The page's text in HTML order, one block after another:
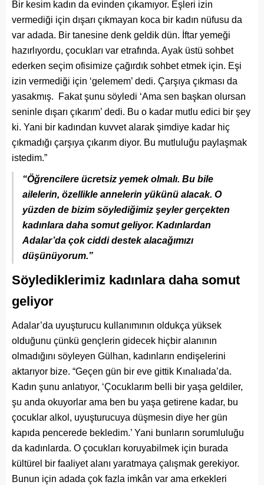
Bir kesim kadın da evinden çıkamıyor. Eşleri izin
vermediği için dışarı çıkmayan koca bir kadın nüfusu da
var adada. Bir tanesine denk geldik dün. İftar yemeği
hazırlıyordu, çocukları var etrafında. Ayak üstü sohbet
ederken seçim ofisimize çağırdık sohbet etmek için. Eşi
izin vermediği için ‘gelemem’ dedi. Çarşıya çıkması da
yasakmış. Fakat şunu söyledi ‘Ama sen başkan olursan
seninle dışarı çıkarım’ dedi. Bu o kadar mutlu edici bir şey
ki. Yani bir kadından kuvvet alarak şimdiye kadar hiç
çıkmadığı çarşıya çıkarım diyor. Bu mutluluğu paylaşmak
istedim.”
“Öğrencilere ücretsiz yemek olmalı. Bu bile
ailelerin, özellikle annelerin yükünü alacak. O
yüzden de bizim söylediğimiz şeyler gerçekten
kadınlara daha somut geliyor. Kadınlardan
Adalar’da çok ciddi destek alacağımızı
düşünüyorum.”
Söylediklerimiz kadınlara daha somut
geliyor
Adalar’da uyuşturucu kullanımının oldukça yüksek
olduğunu çünkü gençlerin gidecek hiçbir alanının
olmadığını söyleyen Gülhan, kadınların endişelerini
aktarıyor bize. “Geçen gün bir eve gittik Kınalıada’da.
Kadın şunu anlatıyor, ‘Çocuklarım belli bir yaşa geldiler,
şu anda okuyorlar ama ben bu yaşa getirene kadar, bu
çocuklar alkol, uyuşturucuya düşmesin diye her gün
kapıda pencerede bekledim.’ Yani bunların sorumluluğu
da kadınlarda. O çocukları koruyabilmek için burada
kültürel bir faaliyet alanı yaratmaya çalışmak gerekiyor.
Bunun için adada çok fazla imkân var ama erkekleri